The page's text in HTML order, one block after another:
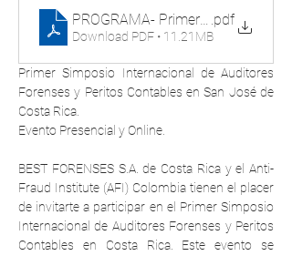
PROGRAMA- Primer simposio
.pdf
Download PDF • 11.21MB
Primer Simposio Internacional de Auditores
Forenses y Peritos Contables en San José de
Costa Rica.
Evento Presencial y Online.
BEST FORENSES S.A. de Costa Rica y el Anti-
Fraud Institute (AFI) Colombia tienen el placer
de invitarte a participar en el Primer Simposio
Internacional de Auditores Forenses y Peritos
Contables en Costa Rica. Este evento se